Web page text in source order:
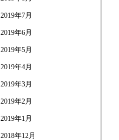
2019年7月
2019年6月
2019年5月
2019年4月
2019年3月
2019年2月
2019年1月
2018年12月